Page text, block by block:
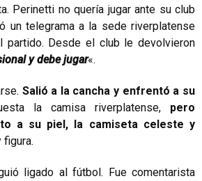
Perinetti no quería jugar ante su club
un telegrama a la sede riverplatense
partido. Desde el club le devolvieron
y debe jugar«.
Salió a la cancha y enfrentó a su
la camisa riverplatense, pero
a su piel, la camiseta celeste y
figura.
ligado al fútbol. Fue comentarista